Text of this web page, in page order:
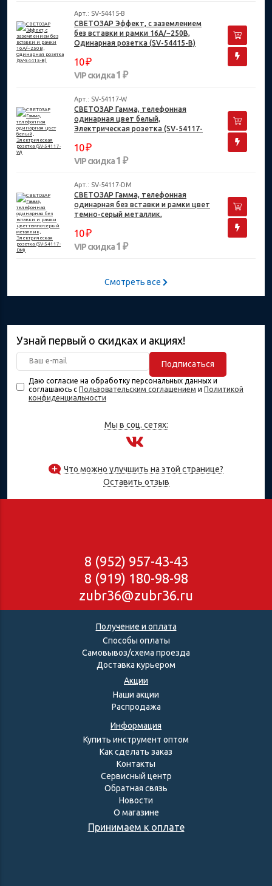
Арт.: SV-54415-B
СВЕТОЗАР Эффект, с заземлением
без вставки и рамки 16А/~250В,
Одинарная розетка (SV-54415-B)
10₽
VIP скидка1 ₽
Арт.: SV-54117-W
СВЕТОЗАР Гамма, телефонная
одинарная цвет белый,
Электрическая розетка (SV-54117-
10₽
VIP скидка1 ₽
Арт.: SV-54117-DM
СВЕТОЗАР Гамма, телефонная
одинарная без вставки и рамки цвет
темно-серый металлик,
DM)
10₽
VIP скидка1 ₽
Смотреть все
Узнай первый о скидках и акциях!
Подписаться
Даю согласие на обработку персональных данных и
соглашаюсь с Пользовательским соглашением и Политикой
конфиденциальности
Мы в соц. сетях:
Что можно улучшить на этой странице?
Оставить отзыв
8 (952) 957-43-43
8 (919) 180-98-98
zubr36@zubr36.ru
Получение и оплата
Способы оплаты
Самовывоз/схема проезда
Доставка курьером
Акции
Наши акции
Распродажа
Информация
Купить инструмент оптом
Как сделать заказ
Контакты
Сервисный центр
Обратная связь
Новости
О магазине
Принимаем к оплате